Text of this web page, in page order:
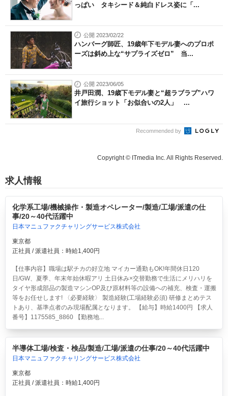
っぱい タキシード＆純白ドレス姿に「...
公開 2023/02/22
ハンバーグ師匠、19歳年下モデル妻へのプロポ
ーズは斜め上な“サプライズゼロ” 当...
公開 2023/06/05
井戸田潤、19歳下モデル妻と“超ラブラブ”ハワ
イ旅行ショット「お似合いの2人」 ...
Recommended by
Copyright © ITmedia Inc. All Rights Reserved.
求人情報
化学系工場/機械操作・製造オペレーター/製造/工場/派遣の仕
事/20～40代活躍中
日本マニュファクチャリングサービス株式会社
東京都
正社員 / 派遣社員：時給1,400円
【仕事内容】職場は駅チカの好立地 マイカー通勤もOK!年間休日120
日/GW、夏季、年末年始休暇アリ 土日休み×交替勤務で生活にメリハリを
タイヤ形成部品の製造マシンOP及び原材料等の設備への補充、検査・運搬
等をお任せします! 〈必要経験〉 製造経験(工場経験必須) 研修まとめテス
トあり、基準点者のみ現場配属となります。 【給与】時給1400円 【求人
番号】1175585_8860 【勤務地...
半導体工場/検査・検品/製造/工場/派遣の仕事/20～40代活躍中
日本マニュファクチャリングサービス株式会社
東京都
正社員 / 派遣社員：時給1,400円